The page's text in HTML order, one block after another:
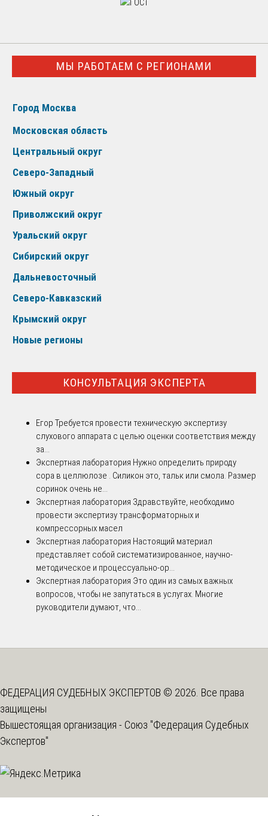
МЫ РАБОТАЕМ С РЕГИОНАМИ
Город Москва
Московская область
Центральный округ
Северо-Западный
Южный округ
Приволжский округ
Уральский округ
Сибирский округ
Дальневосточный
Северо-Кавказский
Крымский округ
Новые регионы
КОНСУЛЬТАЦИЯ ЭКСПЕРТА
Егор Требуется провести техническую экспертизу
слухового аппарата с целью оценки соответствия между
за...
Экспертная лаборатория Нужно определить природу
сора в целлюлозе . Силикон это, тальк или смола. Размер
соринок очень не...
Экспертная лаборатория Здравствуйте, необходимо
провести экспертизу трансформаторных и
компрессорных масел
Экспертная лаборатория Настоящий материал
представляет собой систематизированное, научно-
методическое и процессуально-ор...
Экспертная лаборатория Это один из самых важных
вопросов, чтобы не запутаться в услугах. Многие
руководители думают, что...
ФЕДЕРАЦИЯ СУДЕБНЫХ ЭКСПЕРТОВ © 2026. Все права
защищены
Вышестоящая организация - Союз "Федерация Судебных
Экспертов"